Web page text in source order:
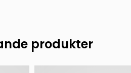
produkter